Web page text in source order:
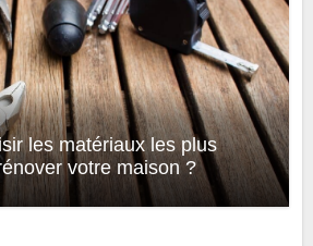
les matériaux les plus
votre maison ?